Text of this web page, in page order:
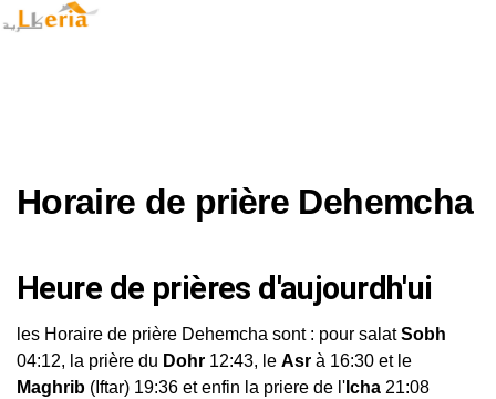
Horaire de prière Dehemcha
Heure de prières d'aujourdh'ui
les Horaire de prière Dehemcha sont : pour salatSobh
04:12, la prière du Dohr 12:43, le Asr à 16:30 et le
Maghrib (Iftar) 19:36 et enfin la priere de l' Icha 21:08